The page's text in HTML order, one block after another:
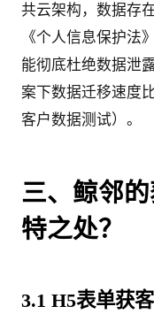
共云架构，数据存
《个人信息保护法
能彻底杜绝数据泄
案下数据迁移速度
客户数据测试）。
三、鲸邻
特之处？
3.1 H5表单获